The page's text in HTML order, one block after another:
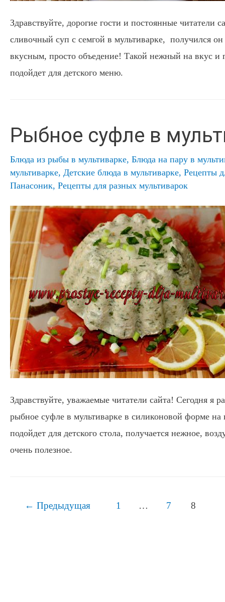
Здравствуйте, дорогие гости и постоянные читатели
сливочный суп с семгой в мультиварке, получился
вкусным, просто объедение! Такой нежный на вкус и
подойдет для детского меню.
Рыбное суфле в
Блюда из рыбы в мультиварке, Блюда на пару в
мультиварке, Детские блюда в мультиварке, Рецепты
Панасоник, Рецепты для разных мультиварок
Здравствуйте, уважаемые читатели сайта! Сегодня я
рыбное суфле в мультиварке в силиконовой форме на
подойдет для детского стола, получается нежное,
очень полезное.
Навигация
← Предыдущая 1 … 7 8